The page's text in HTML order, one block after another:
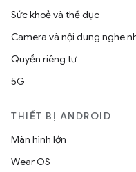
Sức khoẻ và thể dục
Camera và nội dung nghe
Quyền riêng tư
5G
THIẾT BỊ ANDROID
Màn hình lớn
Wear OS